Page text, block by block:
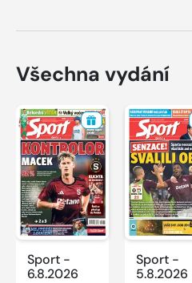
Všechna vydání
Sport -
6.8.2026
Sport -
5.8.2026